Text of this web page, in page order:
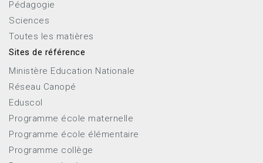
Pédagogie
Sciences
Toutes les matières
Sites de référence
Ministère Education Nationale
Réseau Canopé
Eduscol
Programme école maternelle
Programme école élémentaire
Programme collège